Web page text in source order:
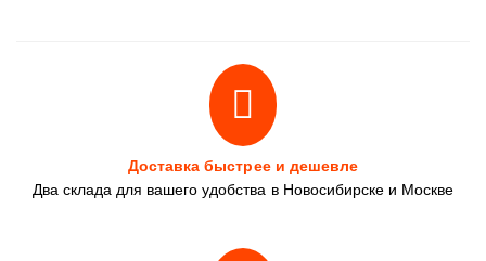
Доставка быстрее и дешевле
Два склада для вашего удобства в Новосибирске и Москве